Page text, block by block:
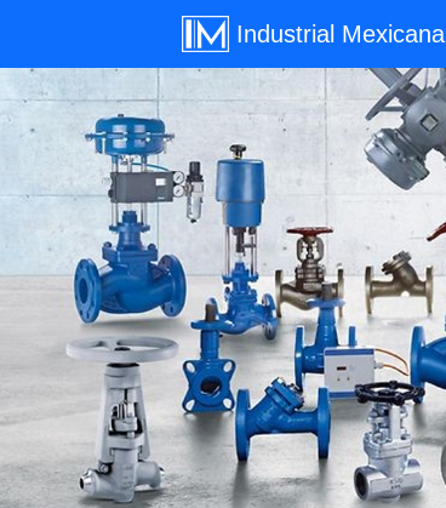
Industrial Mexicana